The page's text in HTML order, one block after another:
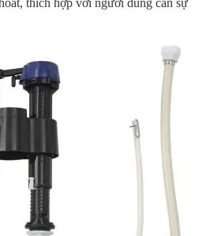
thích hợp với người dùng cần sự